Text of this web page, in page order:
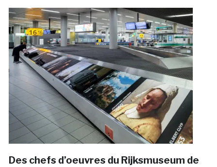
Des chefs d’oeuvres du Rijksmuseum de